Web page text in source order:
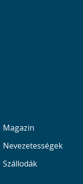
Magazin
Nevezetességek
Szállodák